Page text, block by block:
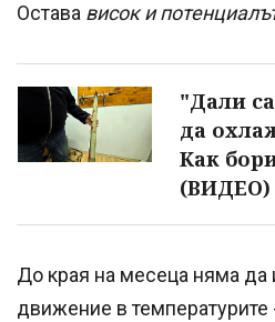
Остава висок и
"Дали
да
Как
(ВИДЕО)
До края на месеца няма да
движение в температурите